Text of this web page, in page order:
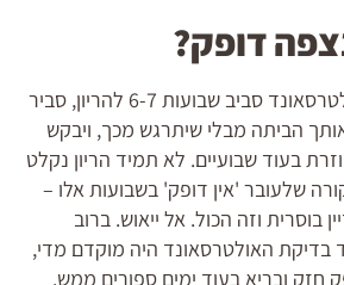
דופק?
אם ניגשת לבדיקת אולטרסאונד סביב שבועות 6-7 להריון, סביר
הביתה מבלי שיתרגש מכך, ויבקש
בעוד שבועיים. לא תמיד הריון נקלט
שלעובר 'אין דופק' בשבועות אלו –
בוסרית וזה הכול. אל ייאוש. ברוב
בדיקת האולטרסאונד היה מוקדם מדי,
חזק ובריא בעוד ימים ספורים ממש.